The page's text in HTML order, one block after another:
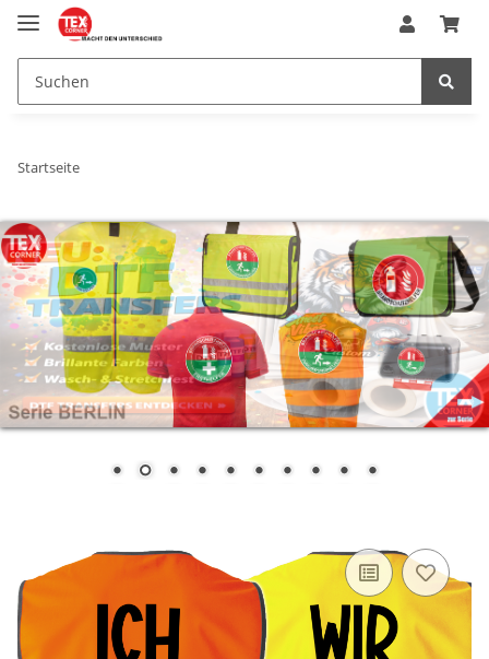
Startseite